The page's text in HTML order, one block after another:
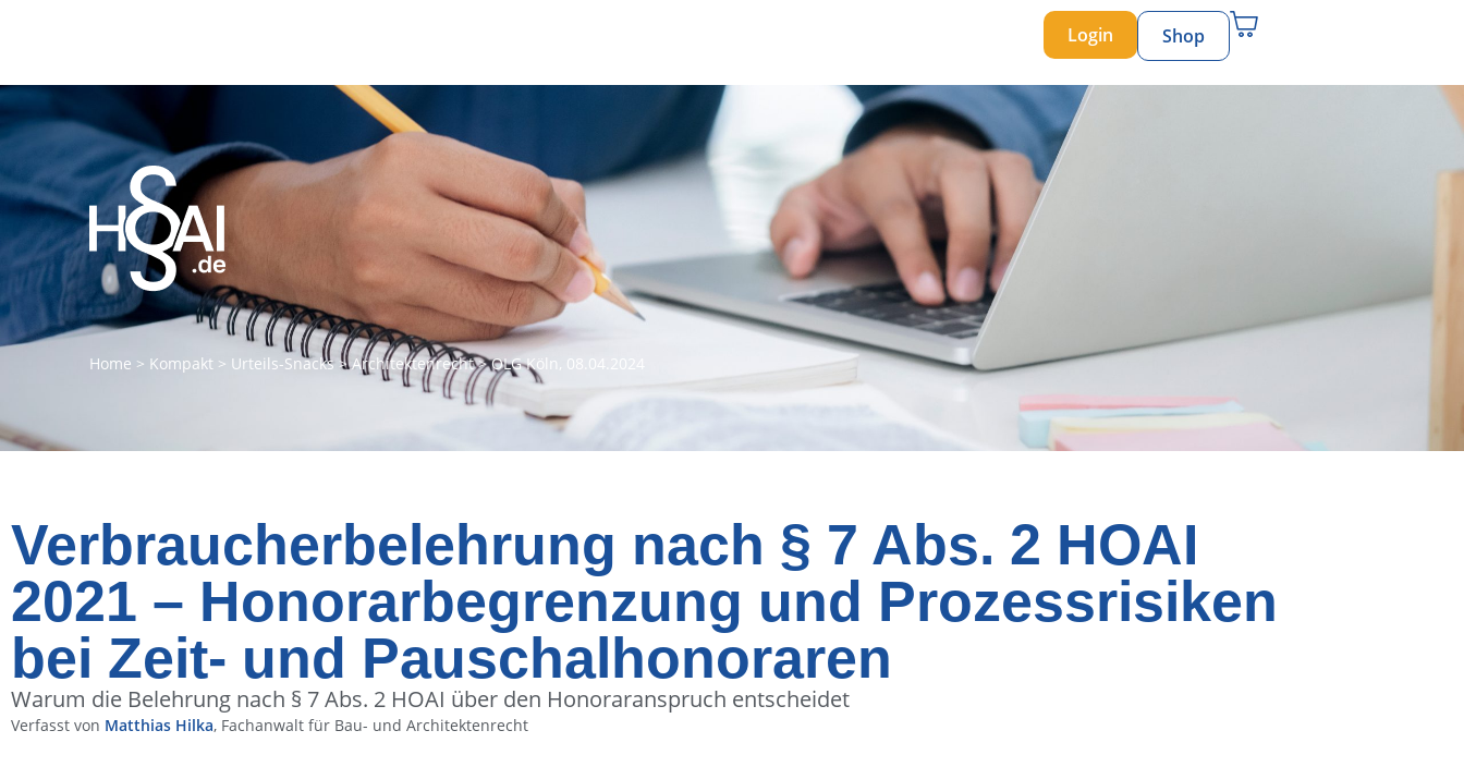
Login Shop
Home > Kompakt > Urteils-Snacks >Architektenrecht>OLG Köln, 08.04.2024
Verbraucherbelehrung nach § 7 Abs. 2 HOAI
2021 – Honorarbegrenzung und Prozessrisiken
bei Zeit- und Pauschalhonoraren
Warum die Belehrung nach § 7 Abs. 2 HOAI über den Honoraranspruch entscheidet
Verfasst von Matthias Hilka, Fachanwalt für Bau- und Architektenrecht